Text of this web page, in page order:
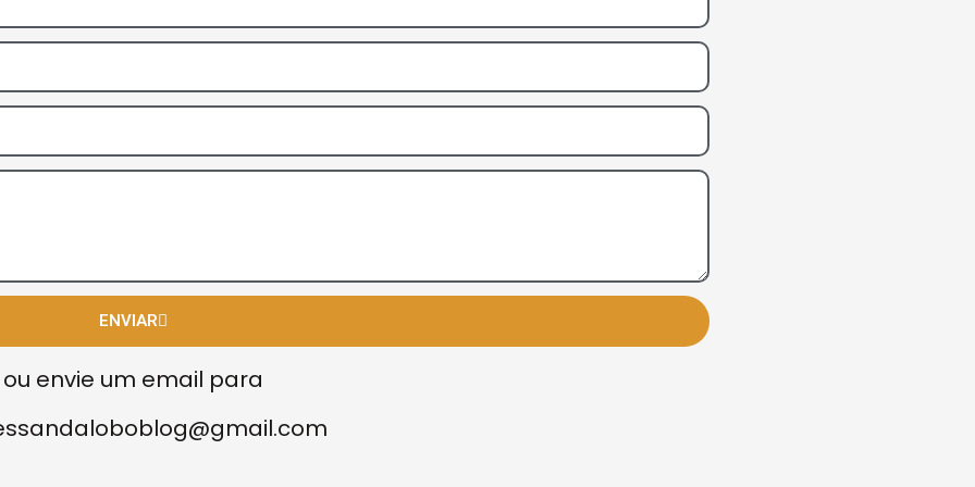
ENVIAR
ou envie um email para